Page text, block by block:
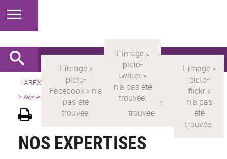
LABEX > LABEX MILYON Version française
Présentation
> Nos expertises
NOS EXPERTISES